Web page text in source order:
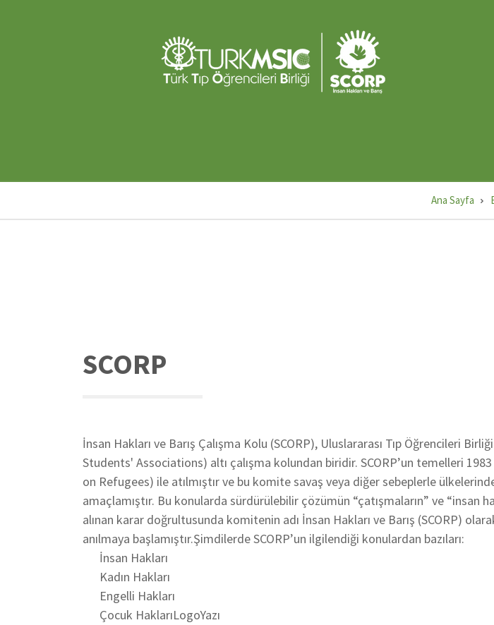
Sayfa
Ana Sayfa
SCORP
İnsan Hakları ve Barış Çalışma Kolu (SCORP), Uluslararası Tıp Öğrencileri
Students' Associations) altı çalışma kolundan biridir. SCORP’un temelleri
on Refugees) ile atılmıştır ve bu komite savaş veya diğer sebeplerle
amaçlamıştır. Bu konularda sürdürülebilir çözümün “çatışmaların” ve “insan
alınan karar doğrultusunda komitenin adı İnsan Hakları ve Barış (SCORP)
anılmaya başlamıştır.Şimdilerde SCORP’un ilgilendiği konulardan bazıları:
İnsan Hakları
Kadın Hakları
Engelli Hakları
Çocuk HaklarıLogoYazı